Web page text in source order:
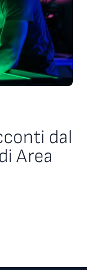
dal
Area